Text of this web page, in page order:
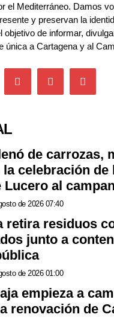
el Mediterráneo. Damos
y preservan la
objetivo de informar,
única a Cartagena y al
de carrozas,
celebración de
Lucero al
de 2026 07:40
retira residuos
junto a
de 2026 01:00
empieza a
renovación de